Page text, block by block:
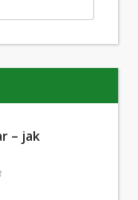
– jak